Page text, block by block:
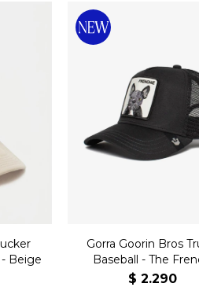
Beige
Gorra Goorin Bros
Baseball - The
Bulldog - Negro
$ 2.290